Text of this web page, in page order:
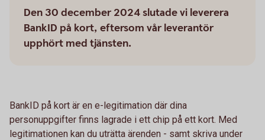
Den 30 december 2024 slutade vi leverera
BankID på kort, eftersom vår leverantör
upphört med tjänsten.
BankID på kort är en e-legitimation där dina
personuppgifter finns lagrade i ett chip på ett kort. Med
legitimationen kan du uträtta ärenden - samt skriva under